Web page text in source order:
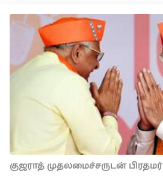
குஜராத் முதலமைச்சருடன் பிரதமர்